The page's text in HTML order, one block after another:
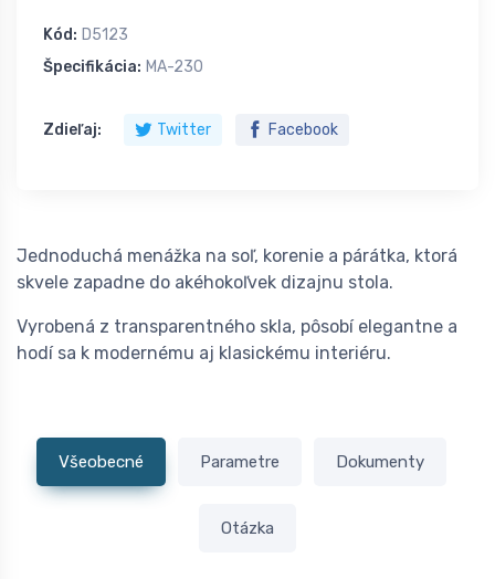
Kód: D5123
Špecifikácia: MA-230
Zdieľaj: Twitter Facebook
Jednoduchá menážka na soľ, korenie a párátka, ktorá
skvele zapadne do akéhokoľvek dizajnu stola.
Vyrobená z transparentného skla, pôsobí elegantne a
hodí sa k modernému aj klasickému interiéru.
Všeobecné Parametre Dokumenty
Otázka